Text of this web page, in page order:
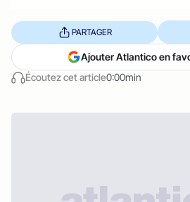
Écoutez cet article0:00min
PARTAGER
Ajouter Atlantico en